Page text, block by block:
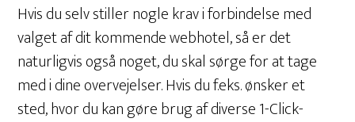
Hvis du selv stiller nogle krav i forbindelse med
valget af dit kommende webhotel, så er det
naturligvis også noget, du skal sørge for at tage
med i dine overvejelser. Hvis du f.eks. ønsker et
sted, hvor du kan gøre brug af diverse 1-Click-